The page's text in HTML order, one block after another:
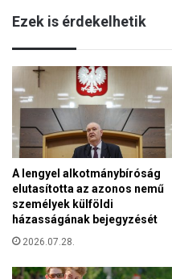
l
y
o
k
k
r
z
e
s
ü
l
n
i
k
Ezek is érdekelhetik
A lengyel alkotmánybíróság
elutasította az azonos nemű
személyek külföldi
házasságának bejegyzését
2026.07.28.